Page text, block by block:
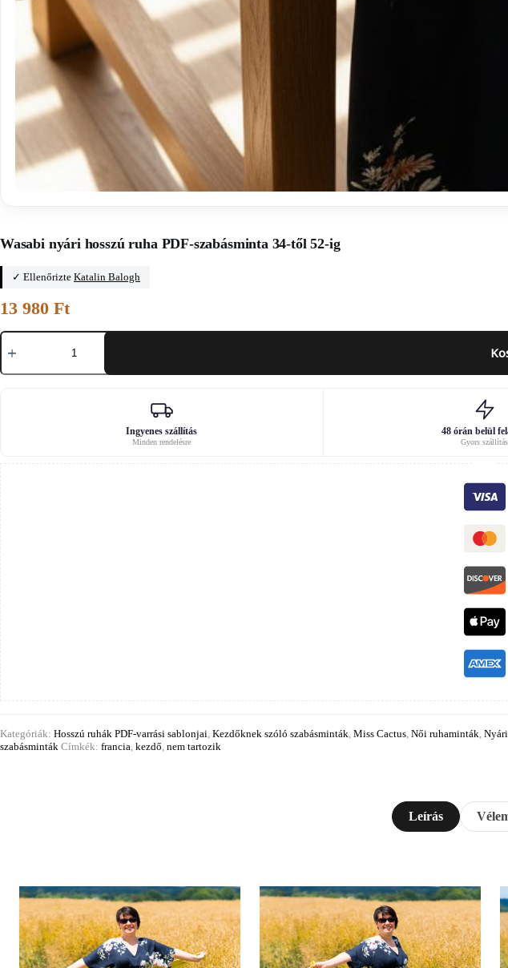
Wasabi nyári hosszú ruha PDF-szabásminta 34-től 52-ig
✓ Ellenőrizte Katalin Balogh
13 980 Ft
Wasabi
nyári
ruha
mennyiség
Ingyenes szállítás
Minden rendelésre
48 órán belül
Gyors szállítás
Kategóriák: Hosszú ruhák PDF-varrási sablonjai Kezdőknek szóló szabásminták Miss Cactus Női ruhaminták
szabásminták Címkék: francia kezdő nem tartozik
Leírás